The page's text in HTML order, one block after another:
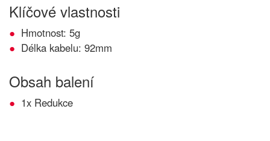
Klíčové vlastnosti
Hmotnost: 5g
Délka kabelu: 92mm
Obsah balení
1x Redukce